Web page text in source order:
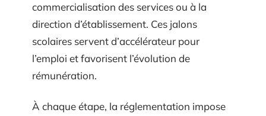
commercialisation des services ou à la
direction d’établissement. Ces jalons
scolaires servent d’accélérateur pour
l’emploi et favorisent l’évolution de
rémunération.
À chaque étape, la réglementation impose